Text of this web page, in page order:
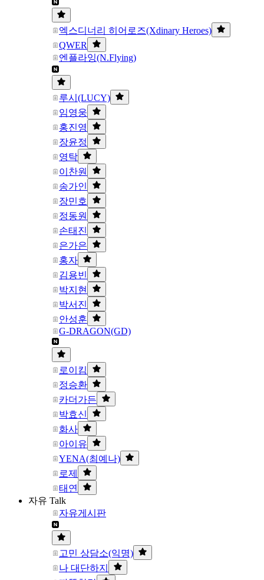
엑스디너리 히어로즈(Xdinary Heroes)
QWER
엔플라잉(N.Flying)
루시(LUCY)
임영웅
홍진영
장윤정
영탁
이찬원
송가인
장민호
정동원
손태진
은가은
홍자
김용빈
박지현
박서진
안성훈
G-DRAGON(GD)
로이킴
정승환
카더가든
박효신
화사
아이유
YENA(최예나)
로제
태연
자유 Talk
자유게시판
고민 상담소(익명)
나 대단하지